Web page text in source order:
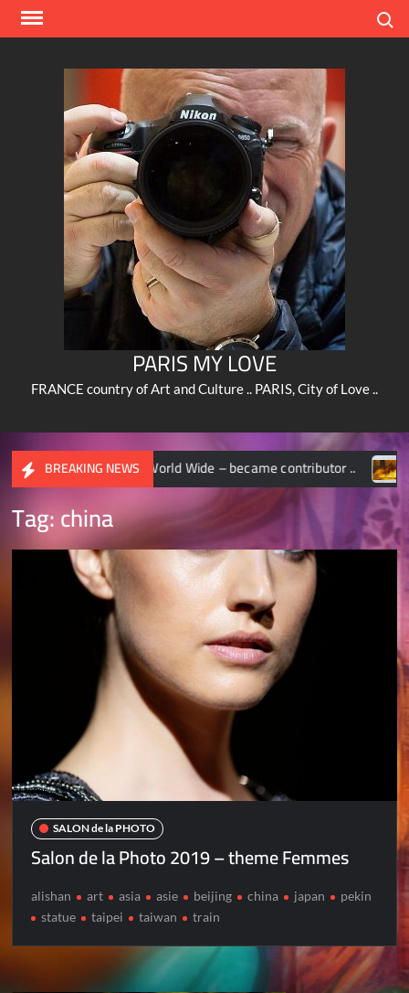
Skip
PARIS MY LOVE
FRANCE country of Art and Culture .. PARIS, City of Love ..
BREAKING NEWS
GEOGRAPHIC World Wide – became contributor ..
Tag:china
SALON de la PHOTO
Salon de la Photo 2019 – theme Femmes
alishan art asia asie beijing china japan
pekin
statue
taipei taiwan train